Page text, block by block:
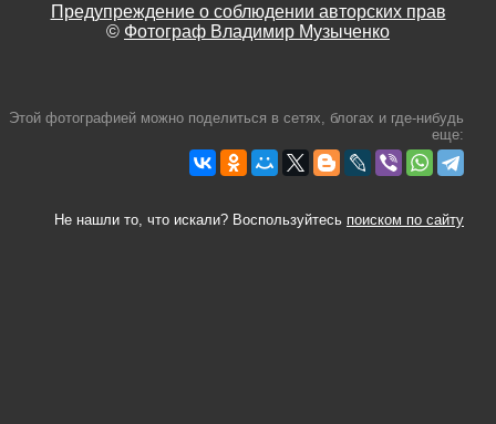
Предупреждение о соблюдении авторских прав
© Фотограф Владимир Музыченко
Этой фотографией можно поделиться в сетях, блогах и где-нибудь
еще:
Не нашли то, что искали? Воспользуйтесь поиском по сайту